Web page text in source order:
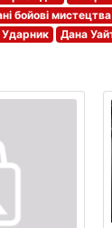
бойові мистецтва
Ударник Дана